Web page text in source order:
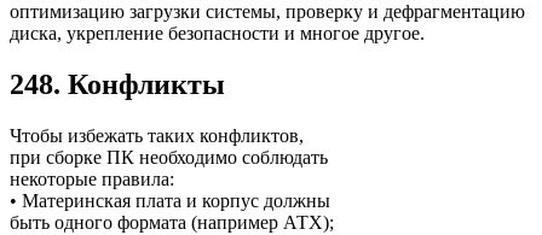
оптимизацию загрузки системы, проверку и дефрагментацию
диска, укрепление безопасности и многое другое.
248. Конфликты
Чтобы избежать таких конфликтов,
при сборке ПК необходимо соблюдать
некоторые правила:
• Материнская плата и корпус должны
быть одного формата (например АТХ);